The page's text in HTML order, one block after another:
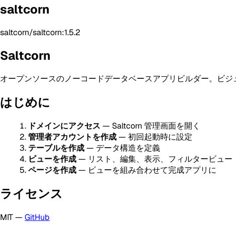
saltcorn
saltcorn/saltcorn:1.5.2
Saltcorn
オープンソースのノーコードデータベースアプリビルダー。ビ
はじめに
ドメインにアクセス — Saltcorn 管理画面を開く
管理者アカウントを作成— 初回起動時に設定
テーブルを作成— データ構造を定義
ビューを作成— リスト、編集、表示、フィルタービュー
ページを作成— ビューを組み合わせて完成アプリに
ライセンス
MIT — GitHub